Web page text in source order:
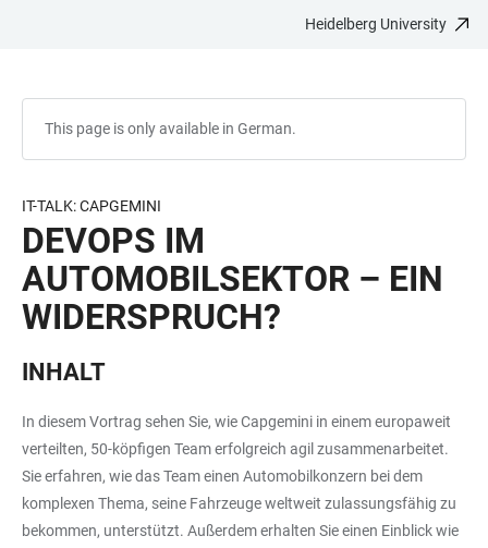
Heidelberg University
This page is only available in German.
IT-TALK: CAPGEMINI
DEVOPS IM
AUTOMOBILSEKTOR – EIN
WIDERSPRUCH?
INHALT
In diesem Vortrag sehen Sie, wie Capgemini in einem europaweit
verteilten, 50-köpfigen Team erfolgreich agil zusammenarbeitet.
Sie erfahren, wie das Team einen Automobilkonzern bei dem
komplexen Thema, seine Fahrzeuge weltweit zulassungsfähig zu
bekommen, unterstützt. Außerdem erhalten Sie einen Einblick wie